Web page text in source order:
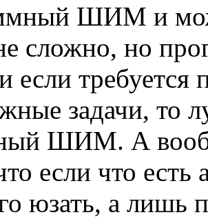
ШИМ и
сложно, но
если требуется
задачи, то
ШИМ. А
если что
юзать, а лишь